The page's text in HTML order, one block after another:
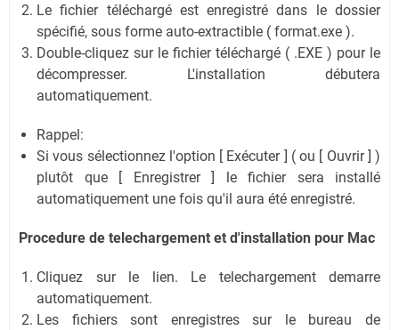
Le fichier téléchargé est enregistré dans le dossier
spécifié, sous forme auto-extractible ( format.exe ).
Double-cliquez sur le fichier téléchargé ( .EXE ) pour le
décompresser. L'installation débutera
automatiquement.
Rappel:
Si vous sélectionnez l'option [ Exécuter ] ( ou [ Ouvrir ] )
plutôt que [ Enregistrer ] le fichier sera installé
automatiquement une fois qu'il aura été enregistré.
Procedure de telechargement et d'installation pour Mac
Cliquez sur le lien. Le telechargement demarre
automatiquement.
Les fichiers sont enregistres sur le bureau de